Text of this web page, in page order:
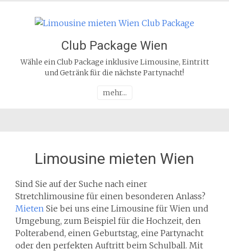
Club Package Wien
Wähle ein Club Package inklusive Limousine, Eintritt
und Getränk für die nächste Partynacht!
mehr...
Limousine mieten Wien
Sind Sie auf der Suche nach einer
Stretchlimousine für einen besonderen Anlass?
Mieten Sie bei uns eine Limousine für Wien und
Umgebung, zum Beispiel für die Hochzeit, den
Polterabend, einen Geburtstag, eine Partynacht
oder den perfekten Auftritt beim Schulball. Mit